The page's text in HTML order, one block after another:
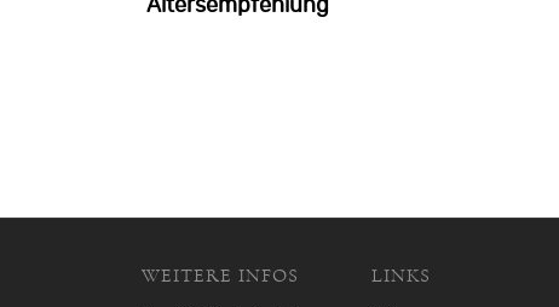
Altersempfehlung
WEITERE INFOS LINKS